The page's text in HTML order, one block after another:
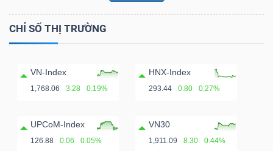
CHỈ SỐ THỊ TRƯỜNG
VN-Index
1,768.06 3.28 0.19%
HNX-Index
293.44 0.80 0.27%
UPCoM-Index
126.88 0.06 0.05%
VN30
1,911.09 8.30 0.44%
Thuật
(-)
Dịch